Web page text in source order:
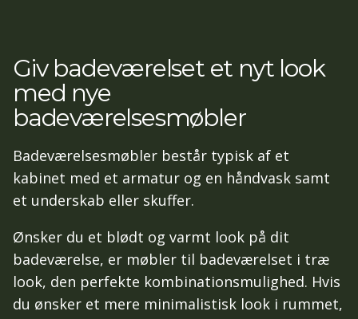
Giv badeværelset et nyt look
med nye
badeværelsesmøbler
Badeværelsesmøbler består typisk af et
kabinet med et armatur og en håndvask samt
et underskab eller skuffer.
Ønsker du et blødt og varmt look på dit
badeværelse, er møbler til badeværelset i træ
look, den perfekte kombinationsmulighed. Hvis
du ønsker et mere minimalistisk look i rummet,